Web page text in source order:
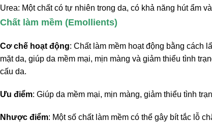
Urea: Một chất có tự nhiên trong da, có khả năng hút ẩm
Chất làm mềm (Emollients)
Cơ chế hoạt động: Chất làm mềm hoạt động bằng cách
mặt da, giúp da mềm mại, mịn màng và giảm thiểu tình
cấu da.
Ưu điểm: Giúp da mềm mại, mịn màng, giảm thiểu tình
Nhược điểm: Một số chất làm mềm có thể gây bít tắc lỗ